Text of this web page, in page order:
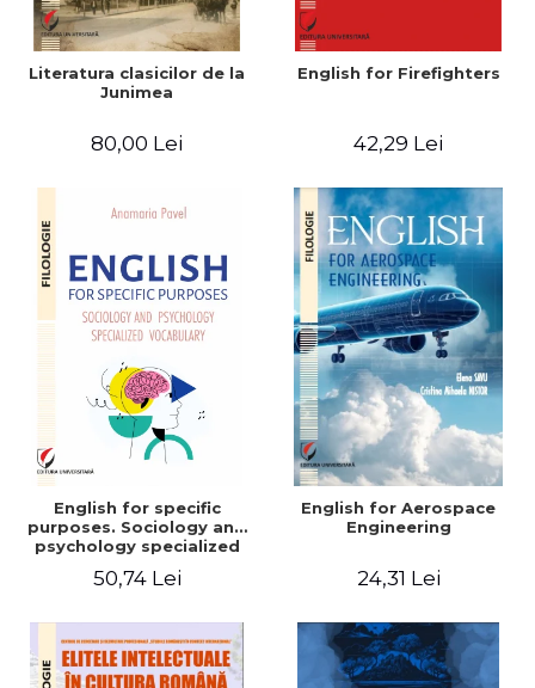
Literatura clasicilor de la
Junimea
80,00 Lei
English for Firefighters
42,29 Lei
English for specific
purposes. Sociology and
psychology specialized
50,74 Lei
English for Aerospace
Engineering
24,31 Lei